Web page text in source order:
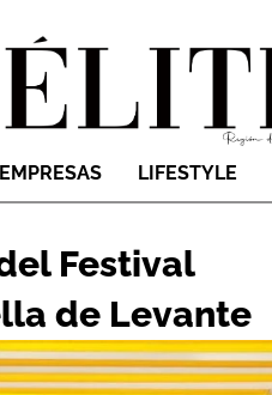
EMPRESAS LIFESTYLE
Festival
de Levante